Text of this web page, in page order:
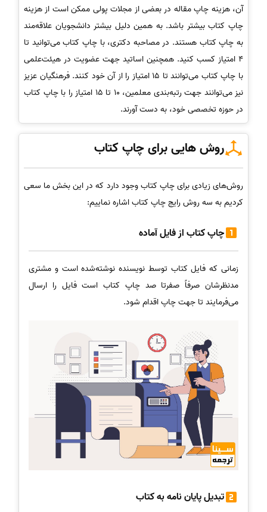
آن، هزینه چاپ مقاله در بعضی از مجلات پولی ممکن است از هزینه
چاپ کتاب بیشتر باشد. به همین دلیل بیشتر دانشجویان علاقه‌مند
به چاپ کتاب هستند. در مصاحبه دکتری، با چاپ کتاب می‌توانید تا
4 امتیاز کسب کنید. همچنین اساتید جهت عضویت در هیئت‌علمی
با چاپ کتاب می‌توانند تا 15 امتیاز را از آن خود کنند. فرهنگیان عزیز
نیز می‌توانند جهت رتبه‌بندی معلمین، 10 تا 15 امتیاز را با چاپ کتاب
در حوزه تخصصی خود، به دست آورند.
روش هایی برای چاپ کتاب
روش‌های زیادی برای چاپ کتاب وجود دارد که در این بخش ما سعی
کردیم به سه روش رایج چاپ کتاب اشاره نماییم:
چاپ کتاب از فایل آماده
زمانی که فایل کتاب توسط نویسنده نوشته‌شده است و مشتری
مدنظرشان صرفاً صفرتا صد چاپ کتاب است فایل را ارسال
می‌فرمایند تا جهت چاپ اقدام شود.
تبدیل پایان نامه به کتاب